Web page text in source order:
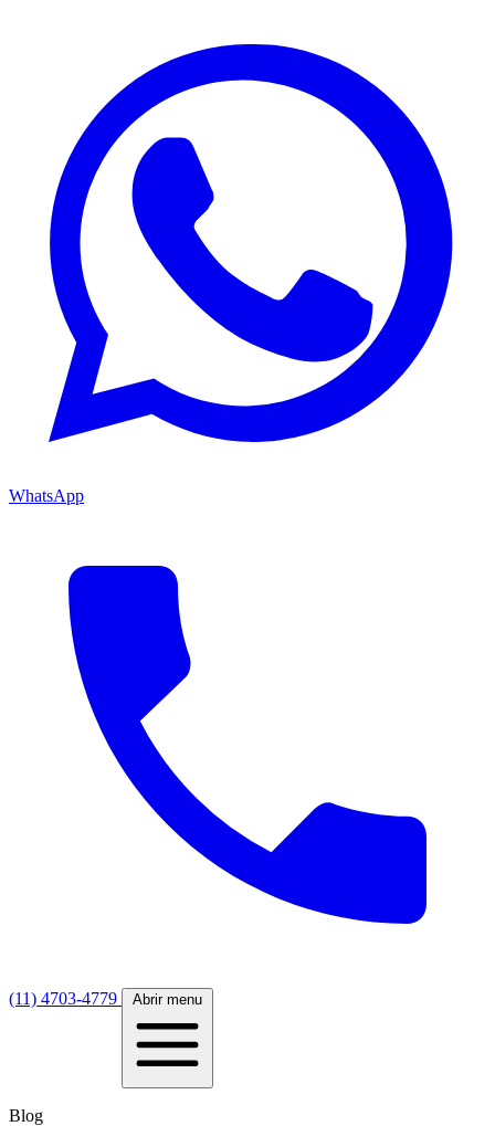
WhatsApp
(11) 4703-4779 Abrir menu
Blog